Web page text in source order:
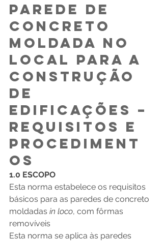
PAREDE DE
CONCRETO
MOLDADA NO
LOCAL PARA A
CONSTRUÇÃO
DE
EDIFICAÇÕES –
REQUISITOS E
PROCEDIMENT
OS
1.0 ESCOPO
Esta norma estabelece os requisitos
básicos para as paredes de concreto
moldadas in loco, com fôrmas
removíveis
Esta norma se aplica às paredes